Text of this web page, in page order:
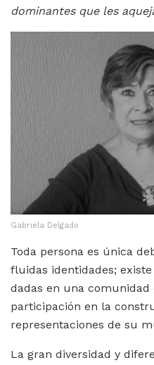
dominantes que les
Gabriela Delgado
Toda persona es única
fluidas identidades;
dadas en una
participación en la
representaciones de su
La gran diversidad y